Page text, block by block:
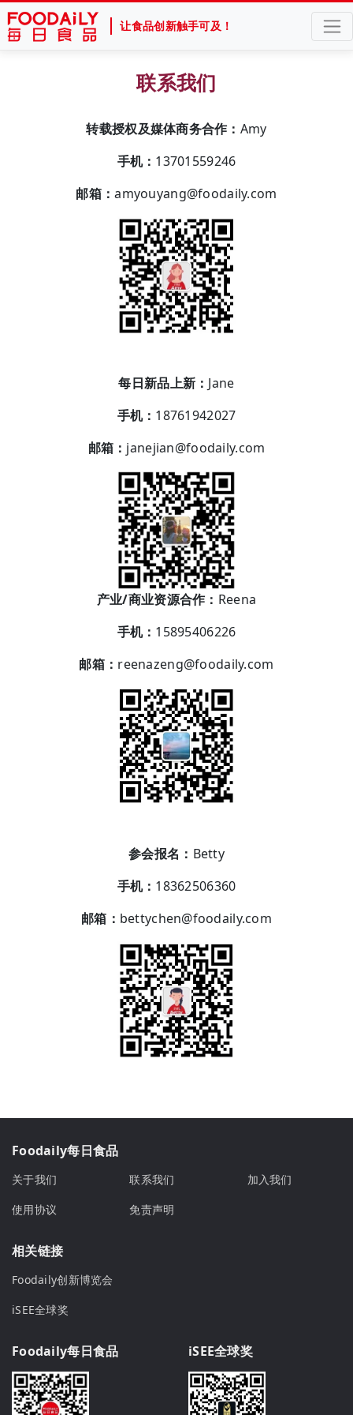
让食品创新触手可及！
联系我们
转载授权及媒体商务合作： Amy
手机： 13701559246
邮箱：amyouyang@foodaily.com
每日新品上新： Jane
手机： 18761942027
邮箱： janejian@foodaily.com
产业/商业资源合作： Reena
手机： 15895406226
邮箱： reenazeng@foodaily.com
参会报名： Betty
手机： 18362506360
邮箱： bettychen@foodaily.com
Foodaily每日食品
关于我们 联系我们
加入我们
使用协议
免责声明
相关链接
Foodaily创新博览会
iSEE全球奖
Foodaily每日食品 iSEE全球奖